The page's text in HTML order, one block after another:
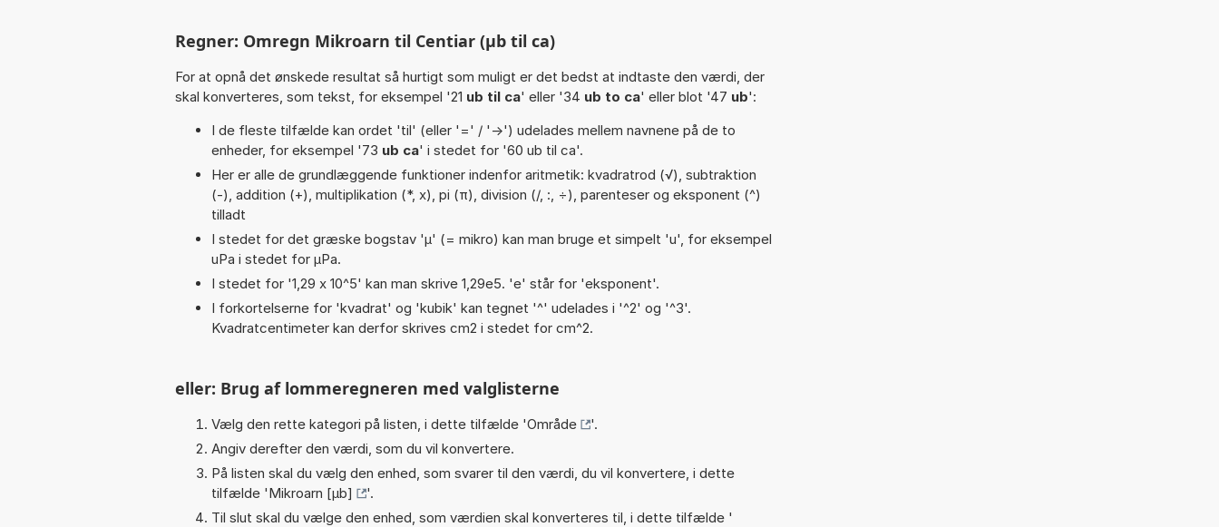
Regner: Omregn Mikroarn til Centiar (µb til ca)
For at opnå det ønskede resultat så hurtigt som muligt er det bedst at indtaste den værdi, der
skal konverteres, som tekst, for eksempel '21 ub til ca' eller '34 ub to ca' eller blot '47 ub':
I de fleste tilfælde kan ordet 'til' (eller '=' / '->') udelades mellem navnene på de to
enheder, for eksempel '73 ub ca' i stedet for '60 ub til ca'.
Her er alle de grundlæggende funktioner indenfor aritmetik: kvadratrod (√), subtraktion
(-), addition (+), multiplikation (*, x), pi (π), division (/, :, ÷), parenteser og eksponent (^)
tilladt
I stedet for det græske bogstav 'µ' (= mikro) kan man bruge et simpelt 'u', for eksempel
uPa i stedet for µPa.
I stedet for '1,29 x 10^5' kan man skrive 1,29e5. 'e' står for 'eksponent'.
I forkortelserne for 'kvadrat' og 'kubik' kan tegnet '^' udelades i '^2' og '^3'.
Kvadratcentimeter kan derfor skrives cm2 i stedet for cm^2.
eller: Brug af lommeregneren med valglisterne
Vælg den rette kategori på listen, i dette tilfælde 'Område
'.
Angiv derefter den værdi, som du vil konvertere.
På listen skal du vælg den enhed, som svarer til den værdi, du vil konvertere, i dette
tilfælde 'Mikroarn [µb]
'.
Til slut skal du vælge den enhed, som værdien skal konverteres til, i dette tilfælde '